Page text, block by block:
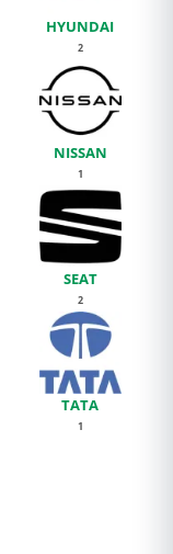
HYUNDAI
2
NISSAN
1
SEAT
2
TATA
1